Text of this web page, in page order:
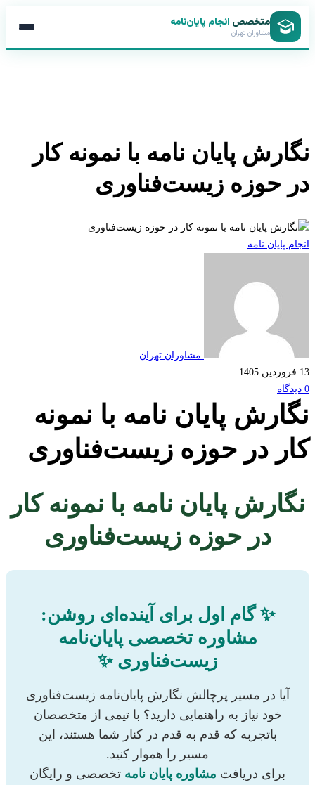
متخصصانجام پایان‌نامه
مشاوران تهران
پایان نامه با نمونه کار
حوزه زیست‌فناوری
پایان نامه
مشاوران تهران
پایان نامه با نمونه
در حوزه زیست‌فناوری
پایان نامه با نمونه کار
در حوزه زیست‌فناوری
✨ گام اول برای آینده‌ای روشن:
مشاوره تخصصی پایان‌نامه
زیست‌فناوری ✨
آیا در مسیر پرچالش نگارش پایان‌نامه زیست‌فناوری
خود نیاز به راهنمایی دارید؟ با تیمی از متخصصان
باتجربه که قدم به قدم در کنار شما هستند، این
مسیر را هموار کنید.
برای دریافتمشاوره پایان نامه تخصصی و رایگان